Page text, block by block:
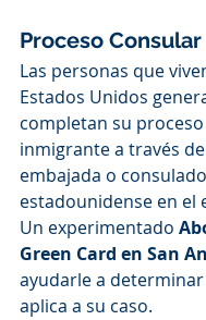
Proceso Consular
Las personas que
Estados Unidos
completan su
inmigrante a través
embajada o consulado
estadounidense en el
Un experimentado
Green Card en San
ayudarle a
aplica a su caso.